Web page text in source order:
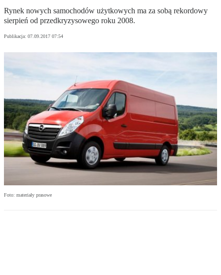
Rynek nowych samochodów użytkowych ma za sobą rekordowy
sierpień od przedkryzysowego roku 2008.
Publikacja: 07.09.2017 07:54
Foto: materiały prasowe